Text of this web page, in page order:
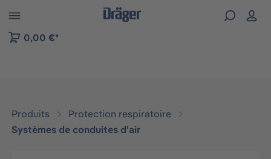
to B2B platform navigation
0,00 €*
Produits
Protection respiratoire
Systèmes de conduites d'air